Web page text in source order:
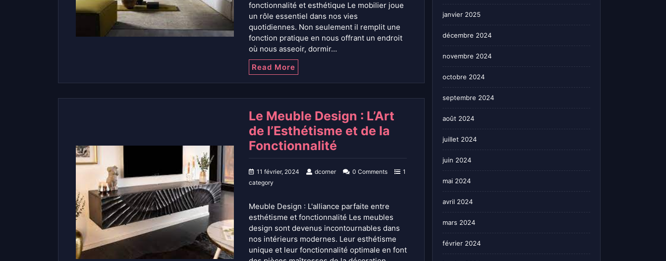
fonctionnalité et esthétique Le mobilier joue
un rôle essentiel dans nos vies
quotidiennes. Non seulement il remplit une
fonction pratique en nous offrant un endroit
où nous asseoir, dormir…
Read More
Le Meuble Design : L’Art
de l’Esthétisme et de la
Fonctionnalité
11 février, 2024 dcorner 0 Comments
1
category
Meuble Design : L'alliance parfaite entre
esthétisme et fonctionnalité Les meubles
design sont devenus incontournables dans
nos intérieurs modernes. Leur esthétisme
unique et leur fonctionnalité optimale en font
janvier 2025
décembre 2024
novembre 2024
octobre 2024
septembre 2024
août 2024
juillet 2024
juin 2024
mai 2024
avril 2024
mars 2024
février 2024